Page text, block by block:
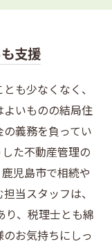
支援
も少なくなく、
いものの結局住
義務を負ってい
た不動産管理の
児島市で相続や
当スタッフは、
り、税理士とも綿
お気持ちにしっ